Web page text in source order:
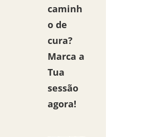
caminh
o de
cura?
Marca a
Tua
sessão
agora!